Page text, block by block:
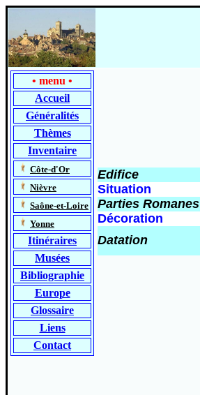
• menu •
Accueil
Généralités
Thèmes
Inventaire
Côte-d'Or
Nièvre
Saône-et-Loire
Yonne
Itinéraires
Musées
Bibliographie
Europe
Glossaire
Liens
Contact
Edifice
Situation
Parties Romanes
Décoration
Datation